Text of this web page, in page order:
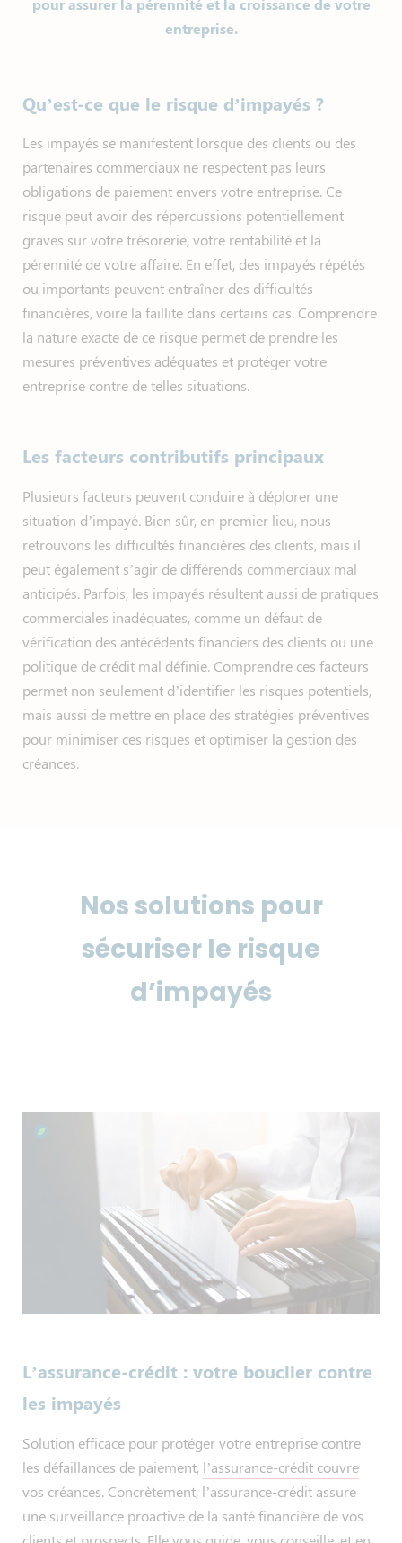
pour assurer la pérennité et la croissance de votre
entreprise.
Qu’est-ce que le risque d’impayés ?
Les impayés se manifestent lorsque des clients ou des
partenaires commerciaux ne respectent pas leurs
obligations de paiement envers votre entreprise. Ce
risque peut avoir des répercussions potentiellement
graves sur votre trésorerie, votre rentabilité et la
pérennité de votre affaire. En effet, des impayés répétés
ou importants peuvent entraîner des difficultés
financières, voire la faillite dans certains cas. Comprendre
la nature exacte de ce risque permet de prendre les
mesures préventives adéquates et protéger votre
entreprise contre de telles situations.
Les facteurs contributifs principaux
Plusieurs facteurs peuvent conduire à déplorer une
situation d’impayé. Bien sûr, en premier lieu, nous
retrouvons les difficultés financières des clients, mais il
peut également s’agir de différends commerciaux mal
anticipés. Parfois, les impayés résultent aussi de pratiques
commerciales inadéquates, comme un défaut de
vérification des antécédents financiers des clients ou une
politique de crédit mal définie. Comprendre ces facteurs
permet non seulement d’identifier les risques potentiels,
mais aussi de mettre en place des stratégies préventives
pour minimiser ces risques et optimiser la gestion des
créances.
Nos solutions pour
sécuriser le risque
d’impayés
L’assurance-crédit : votre bouclier contre
les impayés
Solution efficace pour protéger votre entreprise contre
les défaillances de paiement, l’assurance-crédit couvre
vos créances. Concrètement, l’assurance-crédit assure
une surveillance proactive de la santé financière de vos